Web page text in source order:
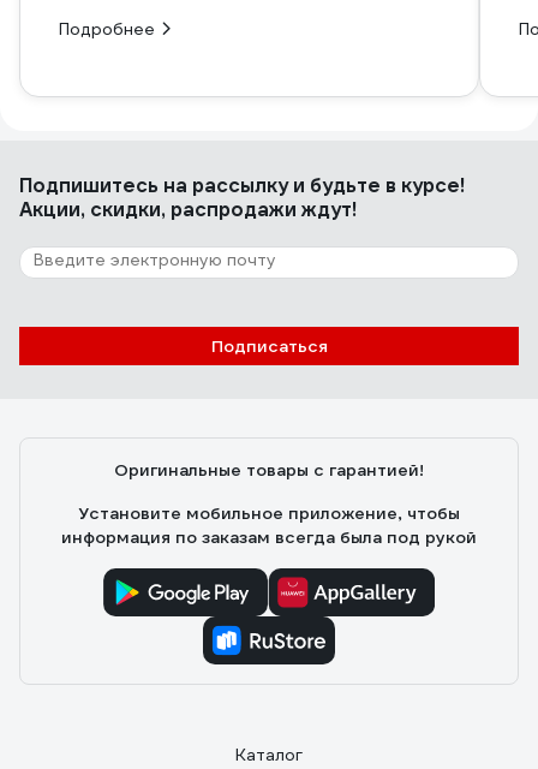
Подробнее
Подпишитесь на рассылкуи будьте в курсе!
Акции, скидки, распродажи ждут!
Подписаться
Оригинальные товары с гарантией!
Установите мобильное приложение, чтобы
информация по заказам всегда была под рукой
Каталог